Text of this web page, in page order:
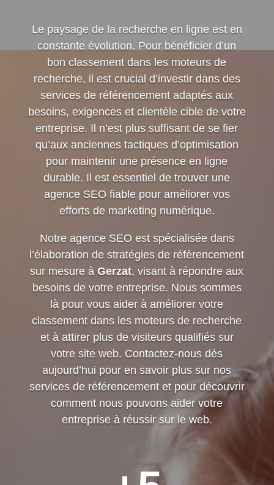
Le paysage de la recherche en ligne est en
constante évolution. Pour bénéficier d’un
bon classement dans les moteurs de
recherche, il est crucial d’investir dans des
services de référencement adaptés aux
besoins, exigences et clientèle cible de votre
entreprise. Il n’est plus suffisant de se fier
qu’aux anciennes tactiques d’optimisation
pour maintenir une présence en ligne
durable. Il est essentiel de trouver une
agence SEO fiable pour améliorer vos
efforts de marketing numérique.
Notre agence SEO est spécialisée dans
l’élaboration de stratégies de référencement
sur mesure àGerzat, visant à répondre aux
besoins de votre entreprise. Nous sommes
là pour vous aider à améliorer votre
classement dans les moteurs de recherche
et à attirer plus de visiteurs qualifiés sur
votre site web. Contactez-nous dès
aujourd’hui pour en savoir plus sur nos
services de référencement et pour découvrir
comment nous pouvons aider votre
entreprise à réussir sur le web.